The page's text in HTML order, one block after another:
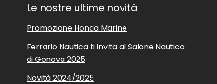
Le nostre ultime novità
Promozione Honda Marine
Ferrario Nautica ti invita al Salone Nautico
di Genova 2025
Novità 2024/2025